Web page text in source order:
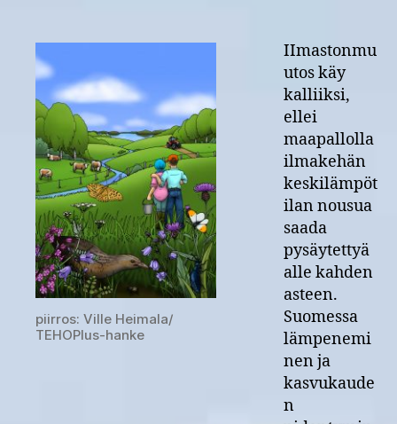
ilmastonmuutoksen
vaikutuksista
luonnonvaroihin
piirros: Ville Heimala/
TEHOPlus-hanke
IImastonmu
utos käy
kalliiksi,
ellei
maapallolla
ilmakehän
keskilämpöt
ilan nousua
saada
pysäytettyä
alle kahden
asteen.
Suomessa
lämpenemi
nen ja
kasvukaude
n